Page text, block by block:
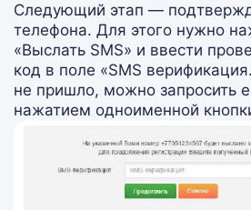
Следующий этап —
телефона. Для этого нужно
«Выслать SMS» и ввести
код в поле «SMS
не пришло, можно запросить
нажатием одноименной